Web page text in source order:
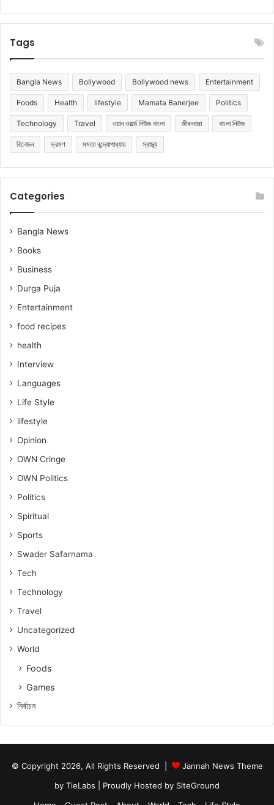
Tags
Bangla News Bollywood Bollywood news Entertainment
Foods Health lifestyle Mamata Banerjee Politics
Technology Travel ওয়ান ওয়ার্ল্ড নিউজ বাংলা জীবনধারা বাংলা নিউজ
বিনোদন ভ্রমণ মমতা বন্দ্যোপাধ্যায় স্বাস্থ্য
Categories
Bangla News
Books
Business
Durga Puja
Entertainment
food recipes
health
Interview
Languages
Life Style
lifestyle
Opinion
OWN Cringe
OWN Politics
Politics
Spiritual
Sports
Swader Safarnama
Tech
Technology
Travel
Uncategorized
World
Foods
Games
নিৰ্বাচন
© Copyright 2026, All Rights Reserved |
Jannah News Theme
by TieLabs | Proudly Hosted by SiteGround